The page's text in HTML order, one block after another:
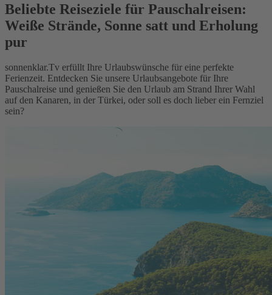
Beliebte Reiseziele für Pauschalreisen:
Weiße Strände, Sonne satt und Erholung
pur
sonnenklar.Tv erfüllt Ihre Urlaubswünsche für eine perfekte
Ferienzeit. Entdecken Sie unsere Urlaubsangebote für Ihre
Pauschalreise und genießen Sie den Urlaub am Strand Ihrer Wahl
auf den Kanaren, in der Türkei, oder soll es doch lieber ein Fernziel
sein?